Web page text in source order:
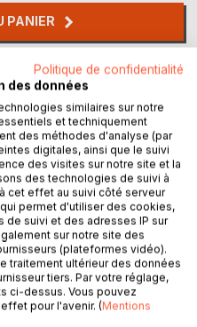
PANIER
Filelalaine dans une
piano à queue impérial
Politique de confidentialité
des données
similaires sur notre
et techniquement
des méthodes d'analyse (par
digitales, ainsi que le suivi
des visites sur notre site et la
des technologies de suivi à
cet effet au suivi côté serveur
permet d'utiliser des cookies,
suivi et des adresses IP sur
sur notre site des
(plateformes vidéo).
traitement ultérieur des données
tiers. Par votre réglage,
ci-dessus. Vous pouvez
pour l'avenir. (Mentions